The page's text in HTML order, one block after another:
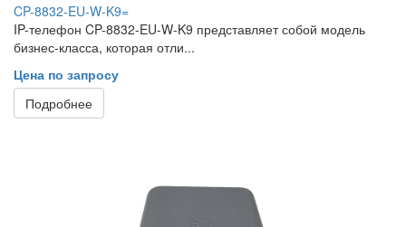
CP-8832-EU-W-K9=
IP-телефон CP-8832-EU-W-K9 представляет собой модель
бизнес-класса, которая отли...
Цена по запросу
Подробнее